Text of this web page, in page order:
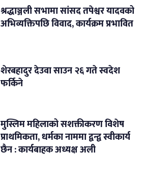
श्रद्धाञ्जली सभामा सांसद तपेश्वर यादवको
अभिव्यक्तिपछि विवाद, कार्यक्रम प्रभावित
शेरबहादुर देउवा साउन २६ गते स्वदेश
फर्किने
मुस्लिम महिलाको सशक्तीकरण विशेष
प्राथमिकता, धर्मका नाममा द्वन्द्व स्वीकार्य
छैन : कार्यबाहक अध्यक्ष अली